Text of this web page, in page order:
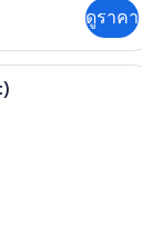
ดูราคา
ลายเตียง, ปลอดบุหรี่